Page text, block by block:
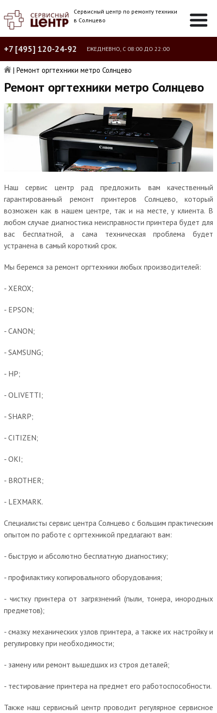
Сервисный центр по ремонту техники
в Солнцево
+7 [495] 120-24-92 ЕЖЕДНЕВНО, С 08:00 ДО 22:00
| Ремонт оргтехники метро Солнцево
Ремонт оргтехники метро Солнцево
Наш сервис центр рад предложить вам качественный
гарантированный ремонт принтеров Солнцево, который
возможен как в нашем центре, так и на месте, у клиента. В
любом случае диагностика неисправности принтера будет для
вас бесплатной, а сама техническая проблема будет
устранена в самый короткий срок.
Мы беремся за ремонт оргтехники любых производителей:
- XEROX;
- EPSON;
- CANON;
- SAMSUNG;
- HP;
- OLIVETTI;
- SHARP;
- CITIZEN;
- OKI;
- BROTHER;
- LEXMARK.
Специалисты сервис центра Солнцево с большим практическим
опытом по работе с оргтехникой предлагают вам:
- быструю и абсолютно бесплатную диагностику;
- профилактику копировального оборудования;
- чистку принтера от загрязнений (пыли, тонера, инородных
предметов);
- смазку механических узлов принтера, а также их настройку и
регулировку при необходимости;
- замену или ремонт вышедших из строя деталей;
- тестирование принтера на предмет его работоспособности.
Также наш сервисный центр проводит регулярное сервисное